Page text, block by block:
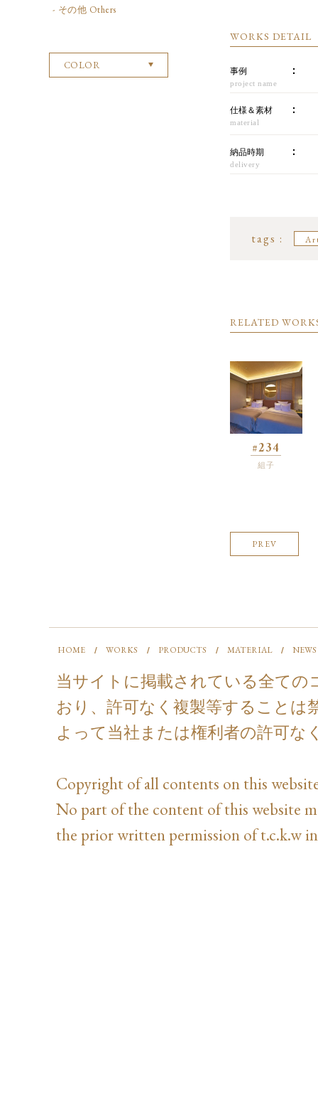
- その他 Others
COLOR
WORKS DETAIL
事例
project name
仕様＆素材
material
納品時期
delivery
tags :
RELATED
#234
組子
PREV
HOME WORKS PRODUCTS MATERIAL NEWS
当サイトに掲載されている全て
おり、許可なく複製等することは
よって当社または権利者の許可
Copyright of all contents on this
No part of the content of this website
the prior written permission of t.c.k.w